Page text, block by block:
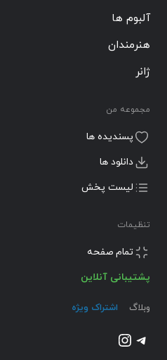
آلبوم ها
هنرمندان
ژانر
مجموعه من
پسندیده ها
دانلود ها
لیست پخش
تنظیمات
تمام صفحه
پشتیبانی آنلاین
وبلاگ اشتراک ویژه
تلگراماینستاگرم